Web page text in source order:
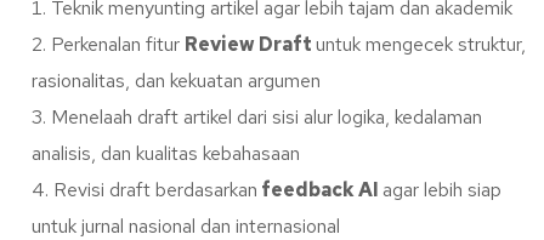
Teknik menyunting artikel agar lebih tajam dan akademik
Perkenalan fitur Review Draftuntuk mengecek struktur,
rasionalitas, dan kekuatan argumen
Menelaah draft artikel dari sisi alur logika, kedalaman
analisis, dan kualitas kebahasaan
Revisi draft berdasarkan feedback AI agar lebih siap
untuk jurnal nasional dan internasional